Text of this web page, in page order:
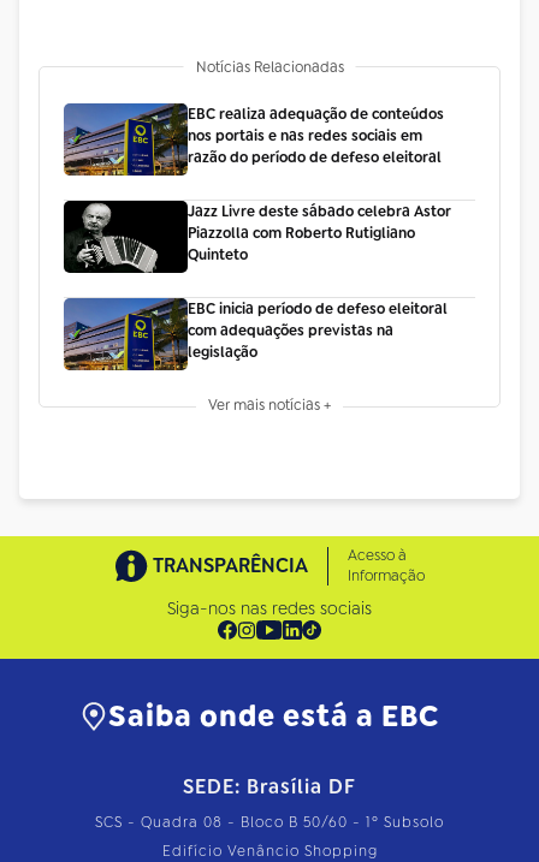
Notícias Relacionadas
EBC realiza adequação de conteúdos
nos portais e nas redes sociais em
razão do período de defeso eleitoral
Jazz Livre deste sábado celebra Astor
Piazzolla com Roberto Rutigliano
Quinteto
EBC inicia período de defeso eleitoral
com adequações previstas na
legislação
Ver mais notícias +
TRANSPARÊNCIA
Acesso à
Informação
Siga-nos nas redes sociais
Saiba onde está a EBC
SEDE: Brasília DF
SCS - Quadra 08 - Bloco B 50/60 - 1º Subsolo
Edifício Venâncio Shopping